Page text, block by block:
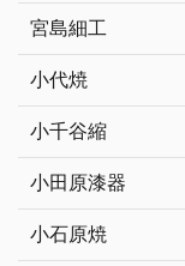
宮島細工
小代焼
小千谷縮
小田原漆器
小石原焼